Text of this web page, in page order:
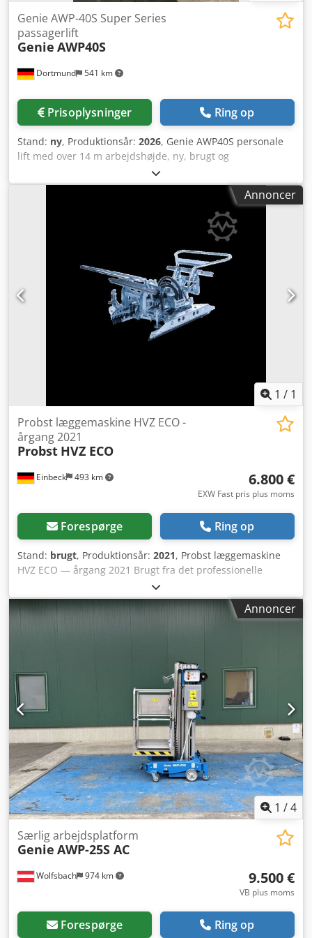
Dortmund 541 km
Genie AWP-40S Super Series
passagerlift
Genie AWP40S
Prisoplysninger Ring op
Stand: ny, Produktionsår: 2026, Genie AWP40S personale
lift med over 14 m arbejdshøjde, ny, brugt og
demonstrationsenheder tilgængelige! Dcjdpjvkbppefx
Amxek
Annoncer
1 / 1
Einbeck 493 km
Probst læggemaskine HVZ ECO -
årgang 2021
Probst HVZ ECO
6.800 €
EXW Fast pris plus moms
Forespørge Ring op
Stand: brugt, Produktionsår: 2021, Probst læggemaskine
HVZ ECO — årgang 2021 Brugt fra det professionelle
udlejningsprogram hos Kurt König Baumaschinen GmbH,
Einbeck. Tilstand & bemærkninger: - Tilstand: Brugt fra
udlejning, regelmæssigt serviceret - Funktion: Fuld
funktionsdygtig - Produktbilledet viser en tilsvarende ny
Dodpfxeyz Up As Amxock Pris 6.800 EUR ekskl. moms |
EXW Einbeck | Levering efter forespørgsel
Annoncer
1 /4
Wolfsbach 974 km
Særlig arbejdsplatform
Genie AWP-25S AC
9.500 €
VB plus moms
Forespørge Ring op